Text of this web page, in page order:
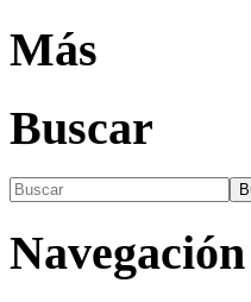
Más
Buscar
Navegación